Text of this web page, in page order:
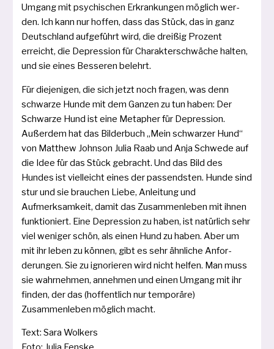
Umgang mit psy­chi­schen Erkrankungen mög­lich wer­
den. Ich kann nur hof­fen, dass das Stück, das in ganz
Deutschland auf­ge­führt wird, die drei­ßig Prozent
erreicht, die Depression für Charakterschwäche hal­ten,
und sie eines Besseren belehrt.
Für die­je­ni­gen, die sich jetzt noch fra­gen, was denn
schwar­ze Hunde mit dem Ganzen zu tun haben: Der
Schwarze Hund ist eine Metapher für Depression.
Außerdem hat das Bilderbuch „Mein schwar­zer Hund“
von Matthew Johnson Julia Raab und Anja Schwede auf
die Idee für das Stück gebracht. Und das Bild des
Hundes ist viel­leicht eines der pas­sends­ten. Hunde sind
stur und sie brau­chen Liebe, Anleitung und
Aufmerksamkeit, damit das Zusammenleben mit ihnen
funk­tio­niert. Eine Depression zu haben, ist natür­lich sehr
viel weni­ger schön, als einen Hund zu haben. Aber um
mit ihr leben zu kön­nen, gibt es sehr ähn­li­che Anfor­
derungen. Sie zu igno­rie­ren wird nicht hel­fen. Man muss
sie wahr­neh­men, anneh­men und einen Umgang mit ihr
fin­den, der das (hof­fentlich nur tem­po­rä­re)
Zusammenleben mög­lich macht.
Text: Sara Wolkers